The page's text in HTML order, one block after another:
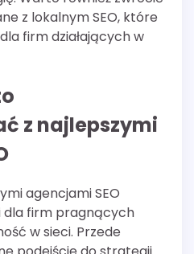
z lokalnym SEO, które
firm działających w
z najlepszymi
agencjami SEO
dla firm pragnących
w sieci. Przede